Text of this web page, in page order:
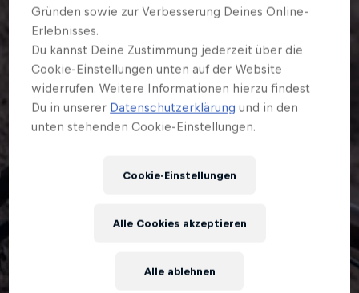
Gründen sowie zur Verbesserung Deines Online-
Erlebnisses.
Du kannst Deine Zustimmung jederzeit über die
Cookie-Einstellungen unten auf der Website
widerrufen. Weitere Informationen hierzu findest
Du in unserer Datenschutzerklärung und in den
unten stehenden Cookie-Einstellungen.
Cookie-Einstellungen
Alle ablehnen
Alle Cookies akzeptieren